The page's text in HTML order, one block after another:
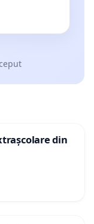
din